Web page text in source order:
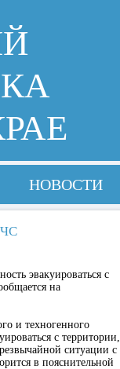
НОВОСТИ
эвакуироваться с
на
и техногенного
с территории,
ситуации с
в пояснительной